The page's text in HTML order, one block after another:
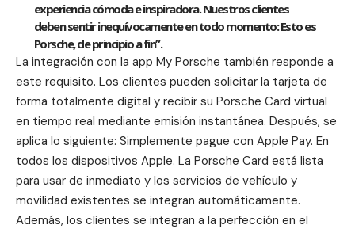
experiencia cómoda e inspiradora. Nuestros clientes
deben sentir inequívocamente en todo momento: Esto es
Porsche, de principio a fin”.
La integración con la app My Porsche también responde a
este requisito. Los clientes pueden solicitar la tarjeta de
forma totalmente digital y recibir su Porsche Card virtual
en tiempo real mediante emisión instantánea. Después, se
aplica lo siguiente: Simplemente pague con Apple Pay. En
todos los dispositivos Apple. La Porsche Card está lista
para usar de inmediato y los servicios de vehículo y
movilidad existentes se integran automáticamente.
Además, los clientes se integran a la perfección en el